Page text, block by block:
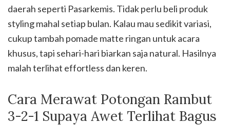
daerah seperti Pasarkemis. Tidak perlu beli produk
styling mahal setiap bulan. Kalau mau sedikit variasi,
cukup tambah pomade matte ringan untuk acara
khusus, tapi sehari-hari biarkan saja natural. Hasilnya
malah terlihat effortless dan keren.
Cara Merawat Potongan Rambut
3-2-1 Supaya Awet Terlihat Bagus